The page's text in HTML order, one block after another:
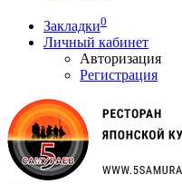
Закладки0
Личный кабинет
Авторизация
Регистрация